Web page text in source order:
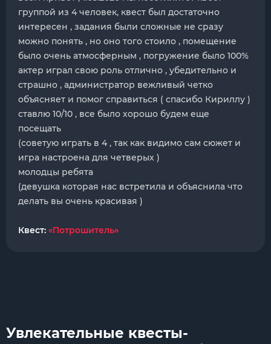
группой из 4 человек, квест был достаточно
интересен , задания были сложные не сразу
можно понять , но оно того стоило , помещение
было очень атмосферным , погружение было 100%
актер играл свою роль отлично , убедительно и
страшно , администратор вежливый четко
объясняет и помог справиться ( спасибо Кириллу )
ставлю 10/10 , все было хорошо будем еще
посещать
(советую играть в 4 , так как видимо сам сюжет и
игра настроена для четверых )
молодцы ребята
(девушка которая нас встретила и объяснила что
делать вы очень красивая )
Квест: «Потрошитель»
Увлекательные квесты-